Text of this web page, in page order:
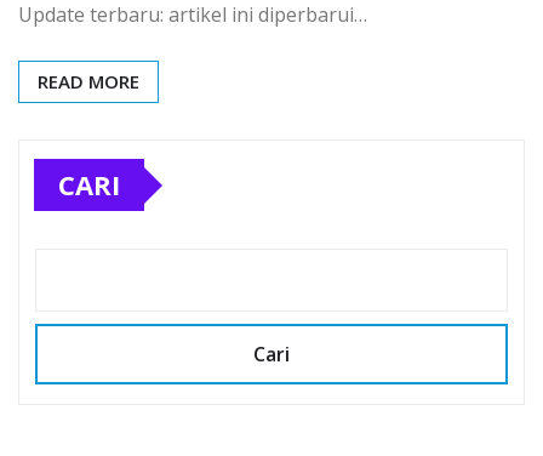
Update terbaru: artikel ini diperbarui…
READ MORE
CARI
Cari